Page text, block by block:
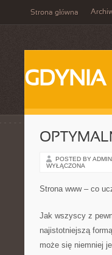
Strona główna
GDYNIA
POSTED BY ADMIN
WYŁĄCZONA
Strona www – co
Jak wszyscy z
najistotniejszą
może się niemniej